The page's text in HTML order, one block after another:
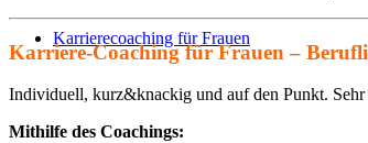
Karrierecoaching für Frauen
Karriere-Coaching für Frauen –
Individuell, kurz&knackig und auf den Punkt. Sehr
Mithilfe des Coachings: